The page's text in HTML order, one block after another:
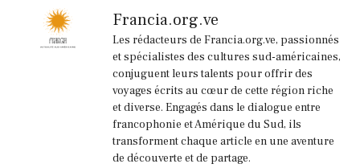
Francia.org.ve
Les rédacteurs de Francia.org.ve, passionnés
et spécialistes des cultures sud-américaines,
conjuguent leurs talents pour offrir des
voyages écrits au cœur de cette région riche
et diverse. Engagés dans le dialogue entre
francophonie et Amérique du Sud, ils
transforment chaque article en une aventure
de découverte et de partage.